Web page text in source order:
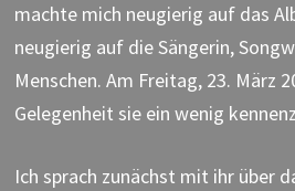
machte mich neugierig auf das
neugierig auf die Sängerin,
Menschen. Am Freitag, 23. März
Gelegenheit sie ein wenig
Ich sprach zunächst mit ihr über